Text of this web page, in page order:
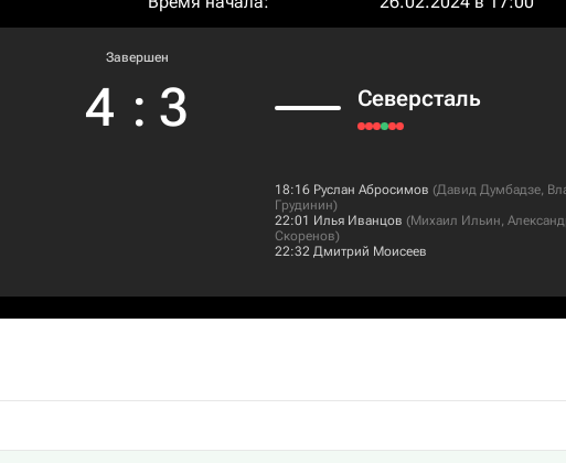
Завершен
4 : 3 Северсталь
18:16 Руслан Абросимов (Давид Думбадзе,
Грудинин)
22:01 Илья Иванцов (Михаил Ильин,
Скоренов)
22:32 Дмитрий Моисеев